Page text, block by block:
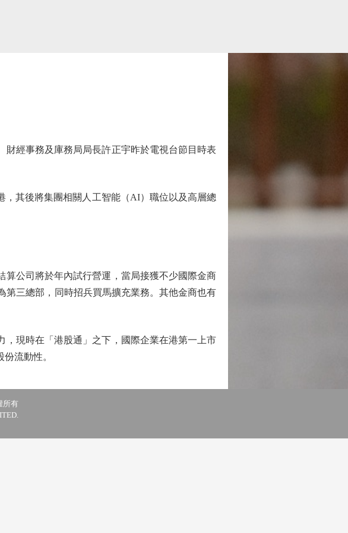
經事務及庫務局局長許正宇昨於電視台節目時表
其後將集團相關人工智能（AI）職位以及高層總
公司將於年內試行營運，當局接獲不少國際金商
第三總部，同時招兵買馬擴充業務。其他金商也有
現時在「港股通」之下，國際企業在港第一上市
流動性。
所有